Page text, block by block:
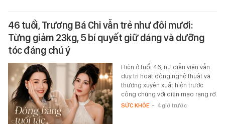
46 tuổi, Trương Bá Chi vẫn trẻ như đôi mươi:
Từng giảm 23kg, 5 bí quyết giữ dáng và dưỡng
tóc đáng chú ý
Hiện ở tuổi 46, nữ diễn viên vẫn
duy trì hoạt động nghệ thuật và
thường xuyên xuất hiện trước
công chúng với diện mạo rạng rỡ.
SỨC KHỎE - 4 giờ trước